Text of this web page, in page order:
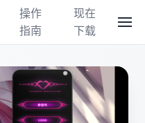
操作
指南
现在
下载